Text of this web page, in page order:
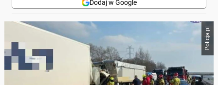
Dodaj w Google
Policja.pl